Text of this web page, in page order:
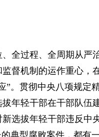
全过程、全周期从严
督机制的运作重心，
”。贯彻中央八项规定
年轻干部在干部队伍
选拔年轻干部违反中
典型腐败案件，都有